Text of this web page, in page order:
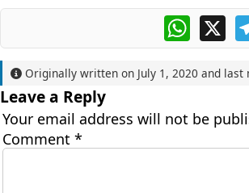
X
Originally written on July 1, 2020 and last
Leave a Reply
Your email address will not be
Comment *